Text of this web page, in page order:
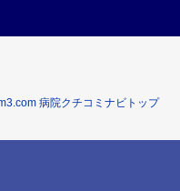
病院クチコミナビトップ